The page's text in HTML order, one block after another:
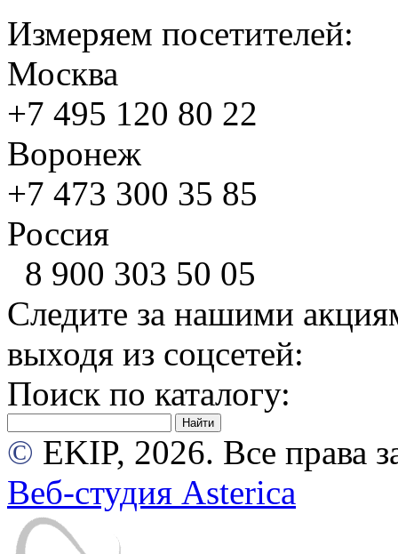
Измеряем посетителей:
Москва
+7 495 120 80 22
Воронеж
+7 473 300 35 85
Россия
8 900 303 50 05
Следите за нашими
выходя из соцсетей:
Поиск по каталогу:
© EKIP, 2026. Все права
Веб-студия Asterica